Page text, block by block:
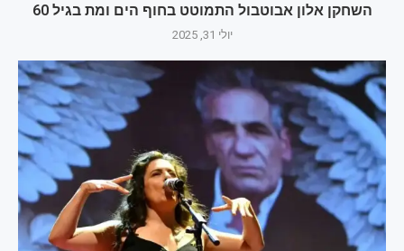
השחקן אלון אבוטבול התמוטט בחוף הים ומת בגיל 60
יולי 31, 2025